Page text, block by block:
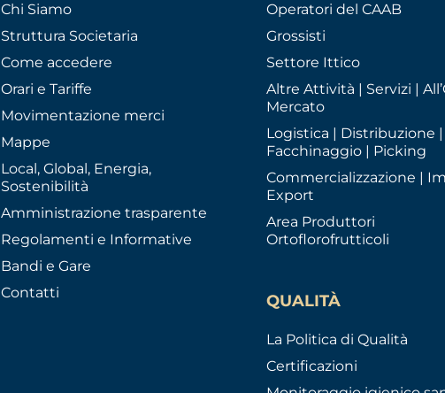
Chi Siamo
Struttura Societaria
Come accedere
Orari e Tariffe
Movimentazione merci
Mappe
Local, Global, Energia,
Sostenibilità
Amministrazione trasparente
Regolamenti e Informative
Bandi e Gare
Contatti
Operatori del CAAB
Grossisti
Settore Ittico
Altre Attività | Servizi |
Mercato
Logistica | Distribuzione |
Facchinaggio | Picking
Commercializzazione |
Export
Area Produttori
Ortoflorofrutticoli
QUALITÀ
La Politica di Qualità
Certificazioni